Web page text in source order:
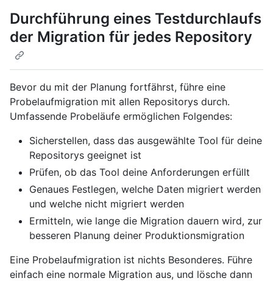
Durchführung eines Testdurchlaufs
der Migration für jedes Repository
Bevor du mit der Planung fortfährst, führe eine
Probelaufmigration mit allen Repositorys durch.
Umfassende Probeläufe ermöglichen Folgendes:
Sicherstellen, dass das ausgewählte Tool für deine
Repositorys geeignet ist
Prüfen, ob das Tool deine Anforderungen erfüllt
Genaues Festlegen, welche Daten migriert werden
und welche nicht migriert werden
Ermitteln, wie lange die Migration dauern wird, zur
besseren Planung deiner Produktionsmigration
Eine Probelaufmigration ist nichts Besonderes. Führe
einfach eine normale Migration aus, und lösche dann